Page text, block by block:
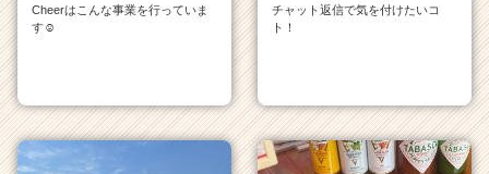
カ
届
く
Cheerはこんな事業を行っていま
す☺
チャット返信で気を付けたいコ
ト！